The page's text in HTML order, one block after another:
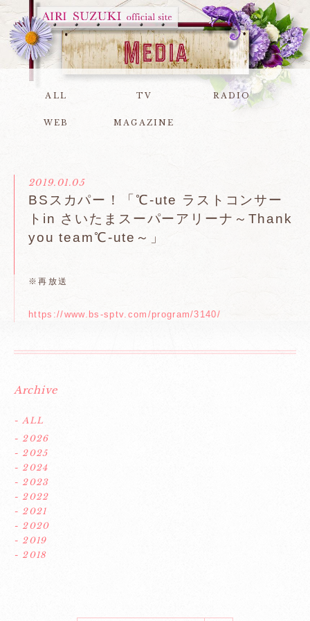
ALL TV RADIO
WEB MAGAZINE
2019.01.05
BSスカパー！「℃-ute ラストコンサー
トin さいたまスーパーアリーナ～Thank
you team℃-ute～」
※再放送
https://www.bs-sptv.com/program/3140/
Archive
- ALL
- 2026
- 2025
- 2024
- 2023
- 2022
- 2021
- 2020
- 2019
- 2018